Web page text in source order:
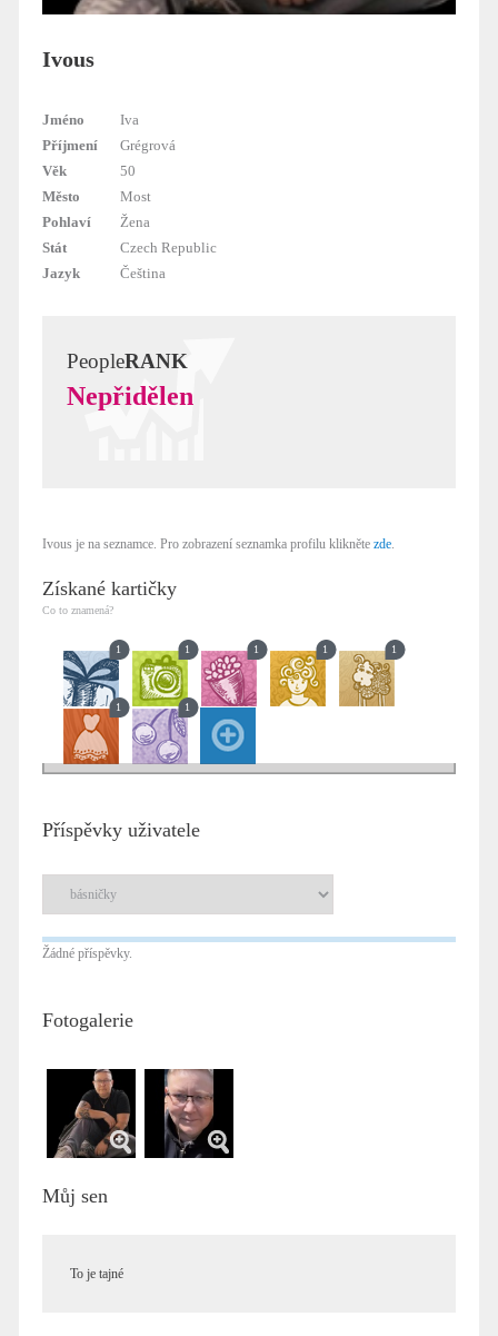
Ivous
Jméno
Iva
Příjmení
Grégrová
Věk
50
Město
Most
Pohlaví
Žena
Stát
Czech Republic
Jazyk
Čeština
PeopleRANK
Nepřidělen
Ivous je na seznamce. Pro zobrazení seznamka profilu klikněte zde.
Získané kartičky
Co to znamená?
1 1 1 1 1
1 1
Příspěvky uživatele
Žádné příspěvky.
Fotogalerie
Můj sen
To je tajné